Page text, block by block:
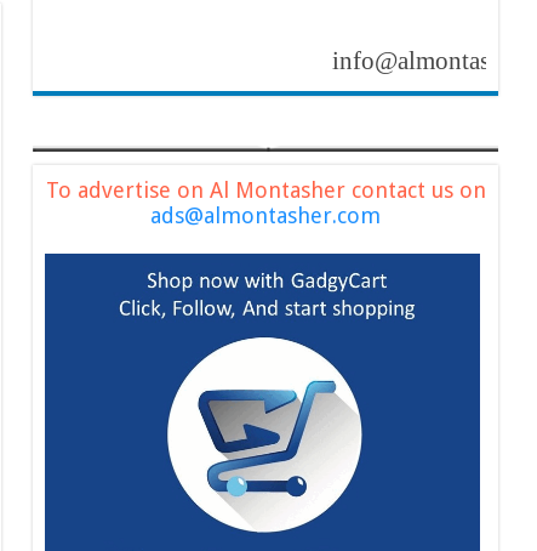
info@almontasher.com
To advertise on Al Montasher contact us on
ads@almontasher.com